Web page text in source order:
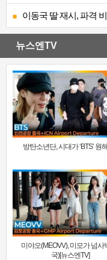
이동국 딸 재시, 파격
뉴스엔TV
방탄소년단, 시대가 ‘BTS’ 원해
미야오(MEOVV), 미모가 넘사
국)[뉴스엔TV]